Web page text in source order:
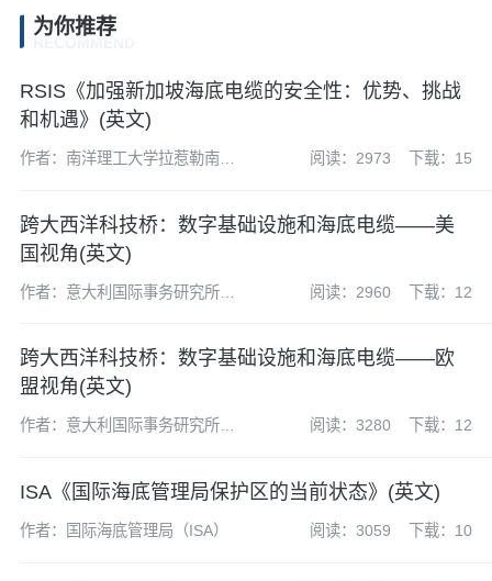
为你推荐
RSIS《加强新​​加坡海底电缆的安全性：优势、挑战
和机遇》(英文)
作者：南洋理工大学拉惹勒南国
阅读：2973 下载：15
跨大西洋科技桥：数字基础设施和海底电缆——美
国视角(英文)
作者：意大利国际事务研究所
阅读：2960 下载：12
跨大西洋科技桥：数字基础设施和海底电缆——欧
盟视角(英文)
作者：意大利国际事务研究所
阅读：3280 下载：12
ISA《国际海底管理局保护区的当前状态》(英文)
作者：国际海底管理局（ISA） 阅读：3059 下载：10